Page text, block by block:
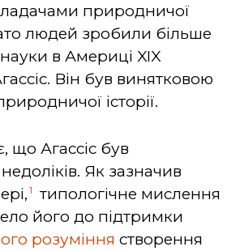
природничої
людей зробили більше
в Америці XIX
Він був винятковою
історії.
що Агассіс був
Як зазначив
1
типологічне мислення
його до підтримки
розуміння створення